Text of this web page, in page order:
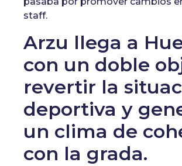
staff.
Arzu llega a
con un doble
revertir la
deportiva y
un clima de
con la grada.